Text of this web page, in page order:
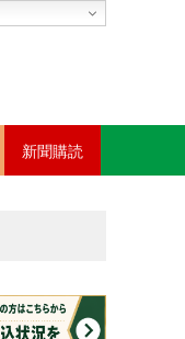
新聞購読